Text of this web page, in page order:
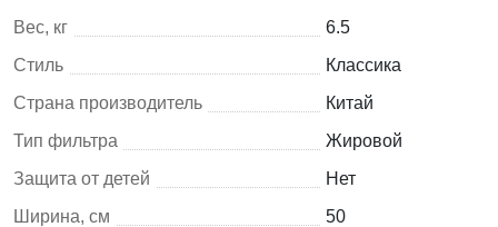
Вес, кг
6.5
Стиль
Классика
Страна производитель
Китай
Тип фильтра
Жировой
Защита от детей
Нет
Ширина, см
50